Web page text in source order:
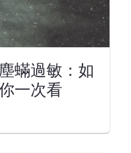
蟎過敏：如
一次看